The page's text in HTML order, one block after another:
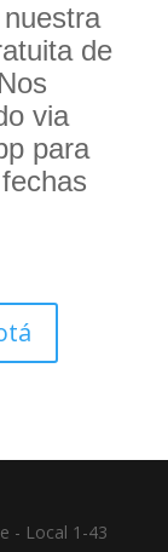
de
via
para
- Local 1-43